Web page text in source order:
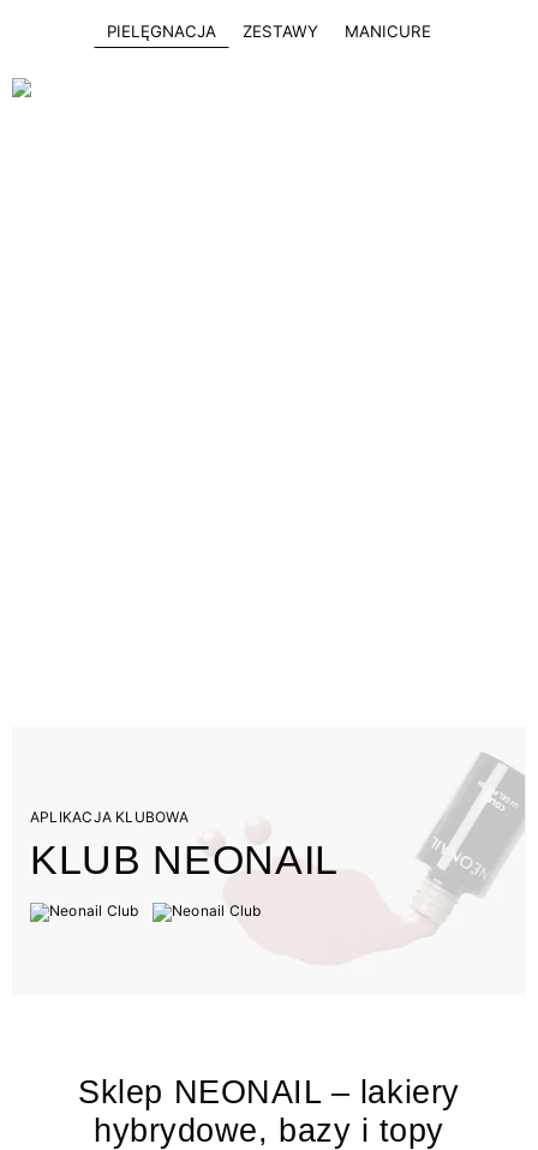
PIELĘGNACJA ZESTAWY MANICURE
APLIKACJA KLUBOWA
KLUB NEONAIL
Sklep NEONAIL – lakiery
hybrydowe, bazy i topy